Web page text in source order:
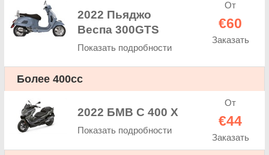
2022 Пьяджо
Веспа 300GTS
Показать подробности
От
€60
Заказать
Более 400cc
2022 БМВ C 400 X
Показать подробности
От
€44
Заказать